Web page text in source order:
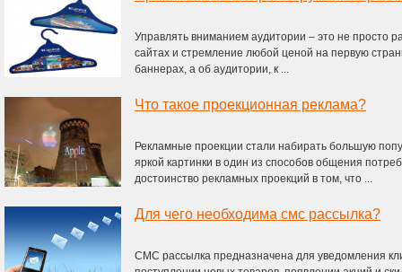
Управлять вниманием аудитории – это не просто
сайтах и стремление любой ценой на первую
баннерах, а об аудитории, к ...
Что такое проекционная реклама?
Рекламные проекции стали набирать большую
яркой картинки в один из способов общения
достоинство рекламных проекций в том, что ...
Для чего необходима смс рассылка?
СМС рассылка предназначена для уведомления